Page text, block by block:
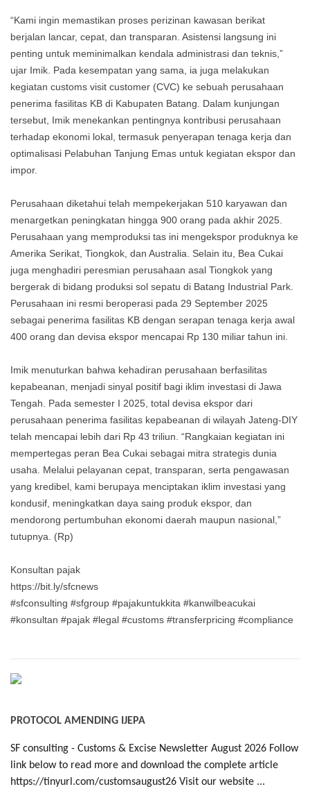
“Kami ingin memastikan proses perizinan kawasan berikat
berjalan lancar, cepat, dan transparan. Asistensi langsung ini
penting untuk meminimalkan kendala administrasi dan teknis,”
ujar Imik. Pada kesempatan yang sama, ia juga melakukan
kegiatan customs visit customer (CVC) ke sebuah perusahaan
penerima fasilitas KB di Kabupaten Batang. Dalam kunjungan
tersebut, Imik menekankan pentingnya kontribusi perusahaan
terhadap ekonomi lokal, termasuk penyerapan tenaga kerja dan
optimalisasi Pelabuhan Tanjung Emas untuk kegiatan ekspor dan
impor.
Perusahaan diketahui telah mempekerjakan 510 karyawan dan
menargetkan peningkatan hingga 900 orang pada akhir 2025.
Perusahaan yang memproduksi tas ini mengekspor produknya ke
Amerika Serikat, Tiongkok, dan Australia. Selain itu, Bea Cukai
juga menghadiri peresmian perusahaan asal Tiongkok yang
bergerak di bidang produksi sol sepatu di Batang Industrial Park.
Perusahaan ini resmi beroperasi pada 29 September 2025
sebagai penerima fasilitas KB dengan serapan tenaga kerja awal
400 orang dan devisa ekspor mencapai Rp 130 miliar tahun ini.
Imik menuturkan bahwa kehadiran perusahaan berfasilitas
kepabeanan, menjadi sinyal positif bagi iklim investasi di Jawa
Tengah. Pada semester I 2025, total devisa ekspor dari
perusahaan penerima fasilitas kepabeanan di wilayah Jateng-DIY
telah mencapai lebih dari Rp 43 triliun. “Rangkaian kegiatan ini
mempertegas peran Bea Cukai sebagai mitra strategis dunia
usaha. Melalui pelayanan cepat, transparan, serta pengawasan
yang kredibel, kami berupaya menciptakan iklim investasi yang
kondusif, meningkatkan daya saing produk ekspor, dan
mendorong pertumbuhan ekonomi daerah maupun nasional,”
tutupnya. (Rp)
Konsultan pajak
https://bit.ly/sfcnews
#sfconsulting #sfgroup #pajakuntukkita #kanwilbeacukai
#konsultan #pajak #legal #customs #transferpricing #compliance
PROTOCOL AMENDING IJEPA
SF consulting - Customs & Excise Newsletter August 2026 Follow
link below to read more and download the complete article
https://tinyurl.com/customsaugust26 Visit our website ...